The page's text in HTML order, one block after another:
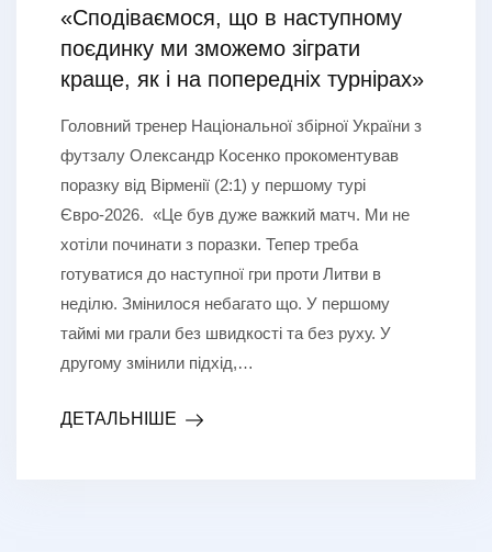
«Сподіваємося, що в наступному
поєдинку ми зможемо зіграти
краще, як і на попередніх турнірах»
Головний тренер Національної збірної України з
футзалу Олександр Косенко прокоментував
поразку від Вірменії (2:1) у першому турі
Євро-2026. «Це був дуже важкий матч. Ми не
хотіли починати з поразки. Тепер треба
готуватися до наступної гри проти Литви в
неділю. Змінилося небагато що. У першому
таймі ми грали без швидкості та без руху. У
другому змінили підхід,…
ДЕТАЛЬНІШЕ